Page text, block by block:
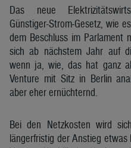
Das neue
Günstiger-Strom-Gesetz, wie
dem Beschluss im Parlament
sich ab nächstem Jahr auf
wenn ja, wie, das hat ganz
Venture mit Sitz in Berlin
aber eher ernüchternd.
Bei den Netzkosten wird
längerfristig der Anstieg